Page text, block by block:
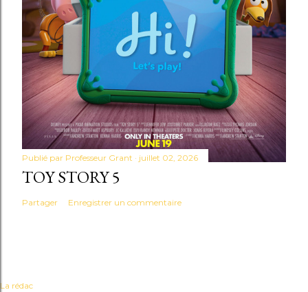
Publié par Professeur Grant juillet 02, 2026
TOY STORY 5
Partager Enregistrer un commentaire
La rédac